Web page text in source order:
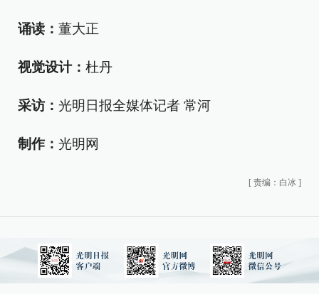
诵读： 董大正
视觉设计： 杜丹
采访： 光明日报全媒体记者 常河
制作： 光明网
[ 责编：白冰 ]